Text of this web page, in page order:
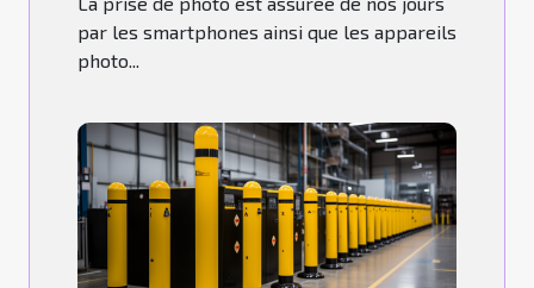
par les smartphones ainsi que les appareils
photo...